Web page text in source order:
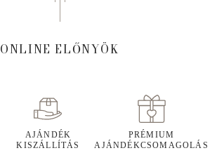
ONLINE ELŐNYÖK
AJÁNDÉK
KISZÁLLÍTÁS
PRÉMIUM
AJÁNDÉKCSOMAGOLÁS